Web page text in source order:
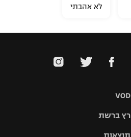
לא אהבתי
VOD
רץ ברשת